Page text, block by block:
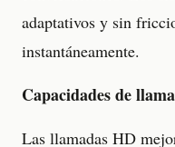
adaptativos y sin
instantáneamente.
Capacidades de
Las llamadas HD